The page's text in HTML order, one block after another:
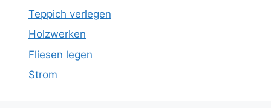
Teppich verlegen
Holzwerken
Fliesen legen
Strom